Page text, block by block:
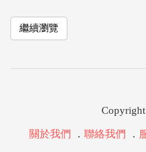
繼續瀏覽
關於我們 ． 聯絡我們 ．